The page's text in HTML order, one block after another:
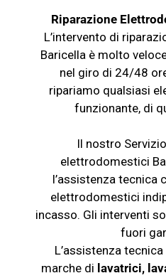
Riparazione
L’intervento di
Baricella è molto
nel giro di 24/48
ripariamo qualsiasi
funzionante, di
Il nostro
elettrodomestici
l’assistenza tecnica
elettrodomestici
incasso. Gli interventi
fuori
L’assistenza
marche di lavatrici,